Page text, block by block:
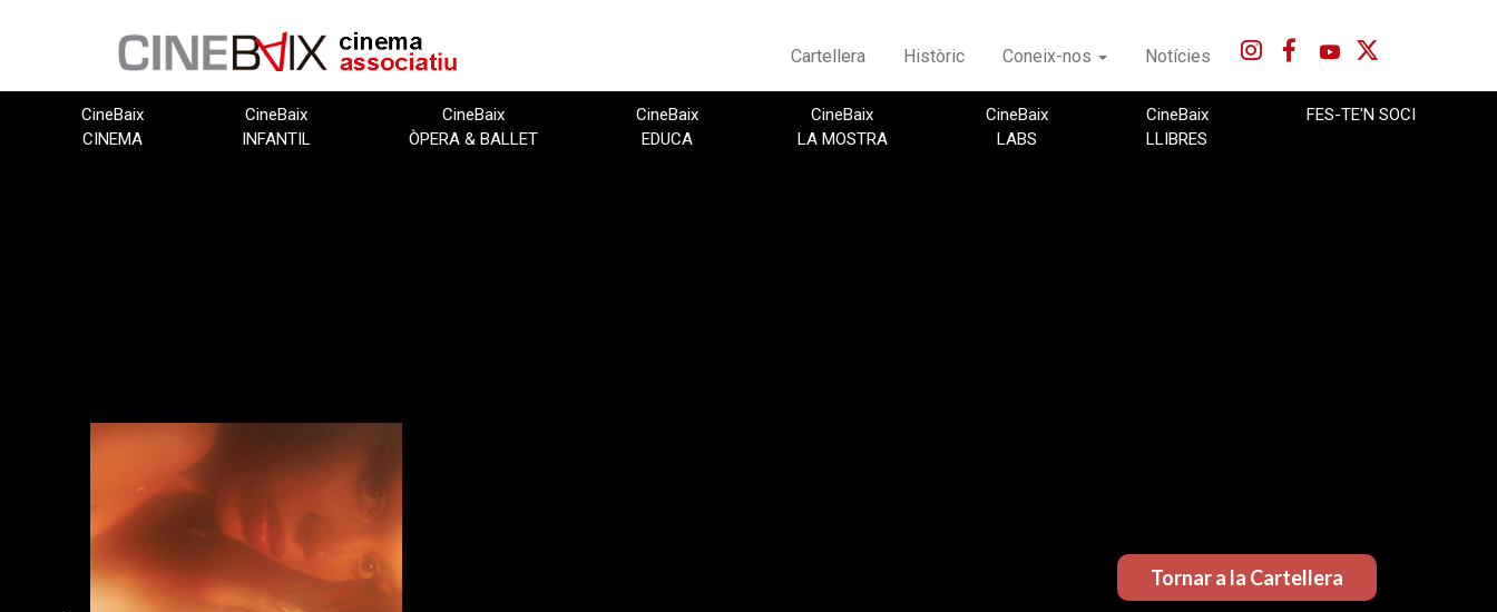
Cartellera Històric Coneix-nos Notícies
CineBaix
CINEMA
CineBaix
INFANTIL
CineBaix
ÒPERA & BALLET
CineBaix
EDUCA
CineBaix
LA MOSTRA
CineBaix
LABS
CineBaix
LLIBRES
FES-TE'N SOCI
Tornar a la Cartellera